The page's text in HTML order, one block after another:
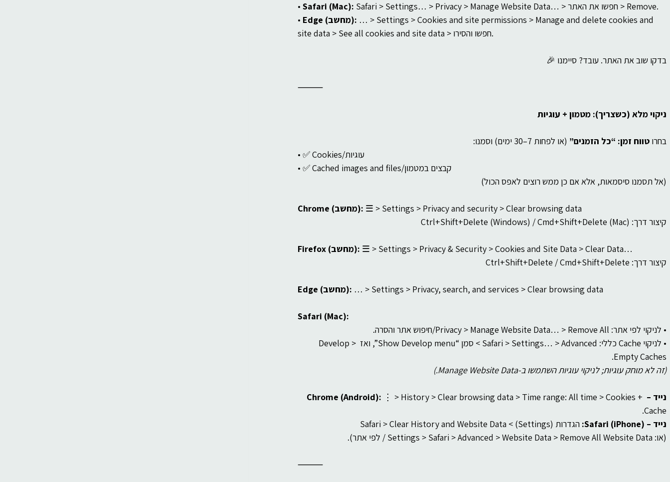
• Safari (Mac):
Safari > Settings… > Privacy > Manage Website Data… > חפשו את האתר > Remove.
•
Edge (מחשב): … > Settings > Cookies and site permissions > Manage and delete cookies and
site data > See all cookies and site data > חפשו והסירו.
בדקו שוב את האתר. עובד? סיימנו 🎉
⸻
ניקוי מלא (כשצריך): מטמון + עוגיות
בחרו טווח זמן: “כל הזמנים” (או לפחות 7–30 ימים) וסמנו:
• ✅ Cookies/עוגיות
• ✅ Cached images and files/קבצים במטמון
(אל תסמנו סיסמאות, אלא אם כן ממש רוצים לאפס הכול)
Chrome (מחשב): ☰ > Settings > Privacy and security > Clear browsing data
קיצור דרך: Ctrl+Shift+Delete (Windows) / Cmd+Shift+Delete (Mac)
Firefox (מחשב): ☰ > Settings > Privacy & Security > Cookies and Site Data > Clear Data…
קיצור דרך: Ctrl+Shift+Delete / Cmd+Shift+Delete
Edge (מחשב): … > Settings > Privacy, search, and services > Clear browsing data
Safari (Mac):
• לניקוי לפי אתר: Privacy > Manage Website Data… > Remove All/חיפוש אתר והסרה.
• לניקוי Cache כללי: Safari > Settings… > Advanced > סמן “Show Develop menu”, ואז Develop >
Empty Caches.
(זה לא מוחק עוגיות; לניקוי עוגיות השתמשו ב-Manage Website Data.)
נייד – Chrome (Android): ⋮ > History > Clear browsing data > Time range: All time > Cookies +
Cache.
נייד – Safari (iPhone):
הגדרות (Settings) > Safari > Clear History and Website Data
(או: Settings > Safari > Advanced > Website Data > Remove All Website Data / לפי אתר).
⸻